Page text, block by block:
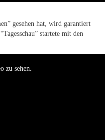
gesehen hat, wird garantiert
startete mit den
zu sehen.